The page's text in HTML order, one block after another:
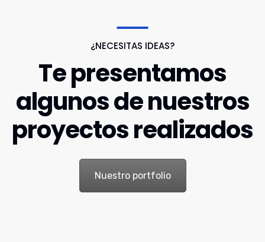
¿NECESITAS IDEAS?
Te presentamos
algunos de nuestros
proyectos realizados
Nuestro portfolio